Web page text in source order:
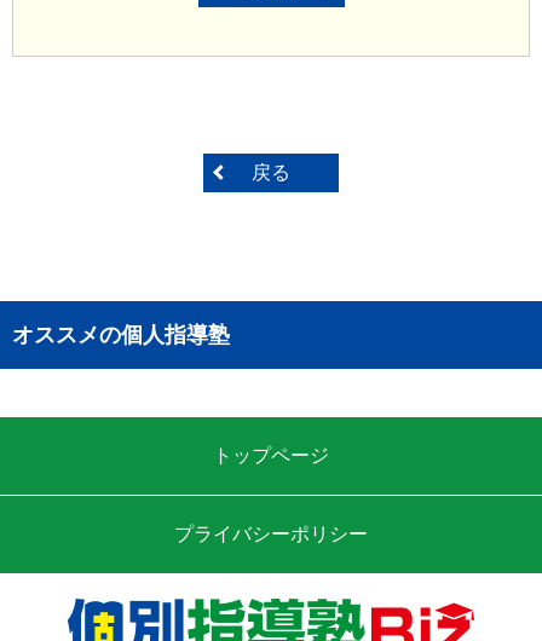
戻る
オススメの個人指導塾
トップページ
プライバシーポリシー